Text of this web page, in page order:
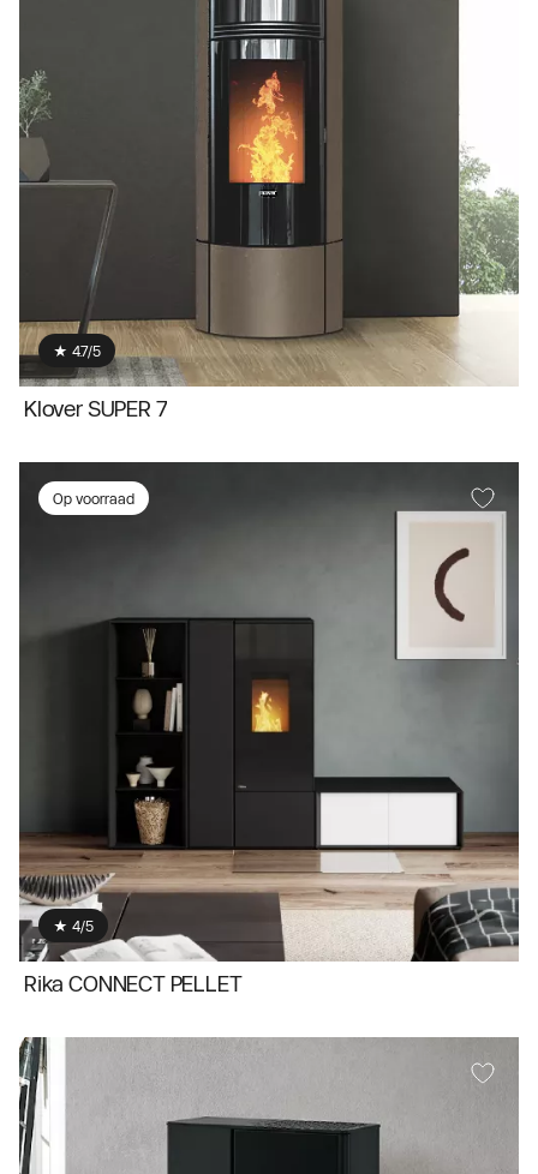
★ 4.7/5
Klover SUPER 7
Op voorraad
★ 4/5
Rika CONNECT PELLET